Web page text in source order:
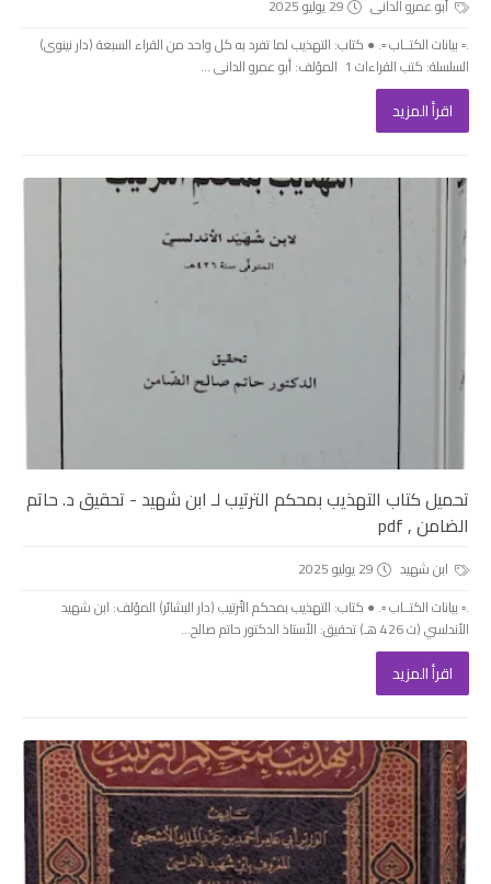
أبو عمرو الدانى
29 يوليو 2025
.▫️ بيانات الكتــاب ▫️. ● كتاب: التهذيب لما تفرد به كل واحد من القراء السبعة (دار نينوى)
السلسلة: كتب القراءات 1 المؤلف: أبو عمرو الدانى ...
اقرأ المزيد
تحميل كتاب التهذيب بمحكم الترتيب لـ ابن شهيد - تحقيق د. حاتم
الضامن , pdf
ابن شهيد
29 يوليو 2025
.▫️ بيانات الكتــاب ▫️. ● كتاب: التهذيب بمحكم التّرتيب (دار البشائر) المؤلف: ابن شهيد
الأندلسي (ت 426 هـ) تحقيق: الأستاذ الدكتور حاتم صالح...
اقرأ المزيد